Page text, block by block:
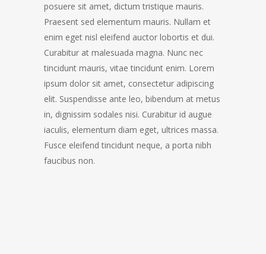
posuere sit amet, dictum tristique mauris.
Praesent sed elementum mauris. Nullam et
enim eget nisl eleifend auctor lobortis et dui.
Curabitur at malesuada magna. Nunc nec
tincidunt mauris, vitae tincidunt enim. Lorem
ipsum dolor sit amet, consectetur adipiscing
elit. Suspendisse ante leo, bibendum at metus
in, dignissim sodales nisi. Curabitur id augue
iaculis, elementum diam eget, ultrices massa.
Fusce eleifend tincidunt neque, a porta nibh
faucibus non.